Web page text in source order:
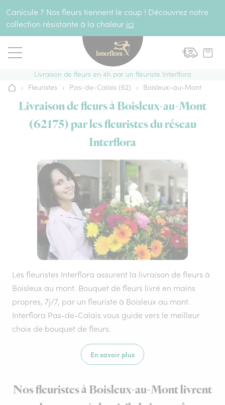
Canicule ? Nos fleurs tiennent le coup ! Découvrez notre
collection résistante à la chaleur ici
Livraison de fleurs en 4h par un fleuriste Interflora
Accueil
› Fleuristes › Pas-de-Calais (62) › Boisleux-au-Mont
Livraison de fleurs à Boisleux-au-Mont
(62175) par les fleuristes du réseau
Interflora
Les fleuristes Interflora assurent la livraison de fleurs à
Boisleux au mont. Bouquet de fleurs livré en mains
propres, 7j/7, par un fleuriste à Boisleux au mont.
Interflora Pas-de-Calais vous guide vers le meilleur
choix de bouquet de fleurs.
En savoir plus
Nos fleuristes à Boisleux-au-Mont livrent